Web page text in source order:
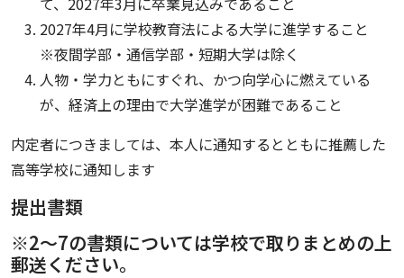
2027年4月に学校教育法による大学に進学すること
※夜間学部・通信学部・短期大学は除く
人物・学力ともにすぐれ、かつ向学心に燃えている
が、経済上の理由で大学進学が困難であること
内定者につきましては、本人に通知するとともに推薦した
高等学校に通知します
提出書類
※2～7の書類については学校で取りまとめの上
郵送ください。